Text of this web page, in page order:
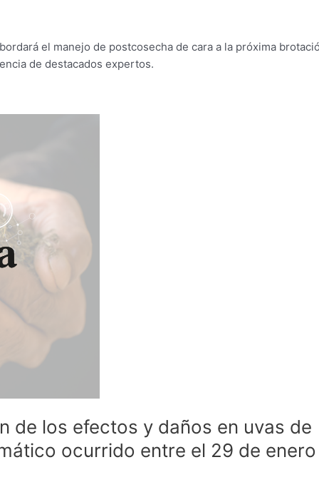
el manejo de postcosecha de cara a la próxima
de destacados expertos.
de los efectos y daños en uvas de
ocurrido entre el 29 de